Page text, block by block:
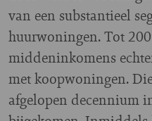
van een substantieel
huurwoningen. Tot
middeninkomens
met koopwoningen.
afgelopen decennium